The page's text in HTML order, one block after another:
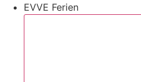
EVVE Ferien